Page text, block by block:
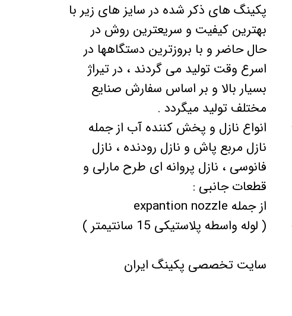
​پکینگ های ذکر شده در سایز های زیر با
بهترین کیفیت و سریعترین روش در
حال حاضر و با بروزترین دستگاهها در
اسرع وقت تولید می گردند ، در تیراژ
بسیار بالا و بر اساس سفارش صنایع
مختلف تولید میگردد .
انواع نازل و پخش کننده آب از جمله
نازل مربع پاش و نازل رودنده ، نازل
فانوسی ، نازل پروانه ای طرح مارلی و
قطعات جانبی :
از جمله expantion nozzle
( لوله واسطه پلاستیکی 15 سانتیمتر )
سایت تخصصی پکینگ ایران​